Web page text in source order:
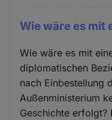
Wie wäre es mit
Wie wäre es mit
diplomatischen
nach Einbestellung
Außenministerium
Geschichte